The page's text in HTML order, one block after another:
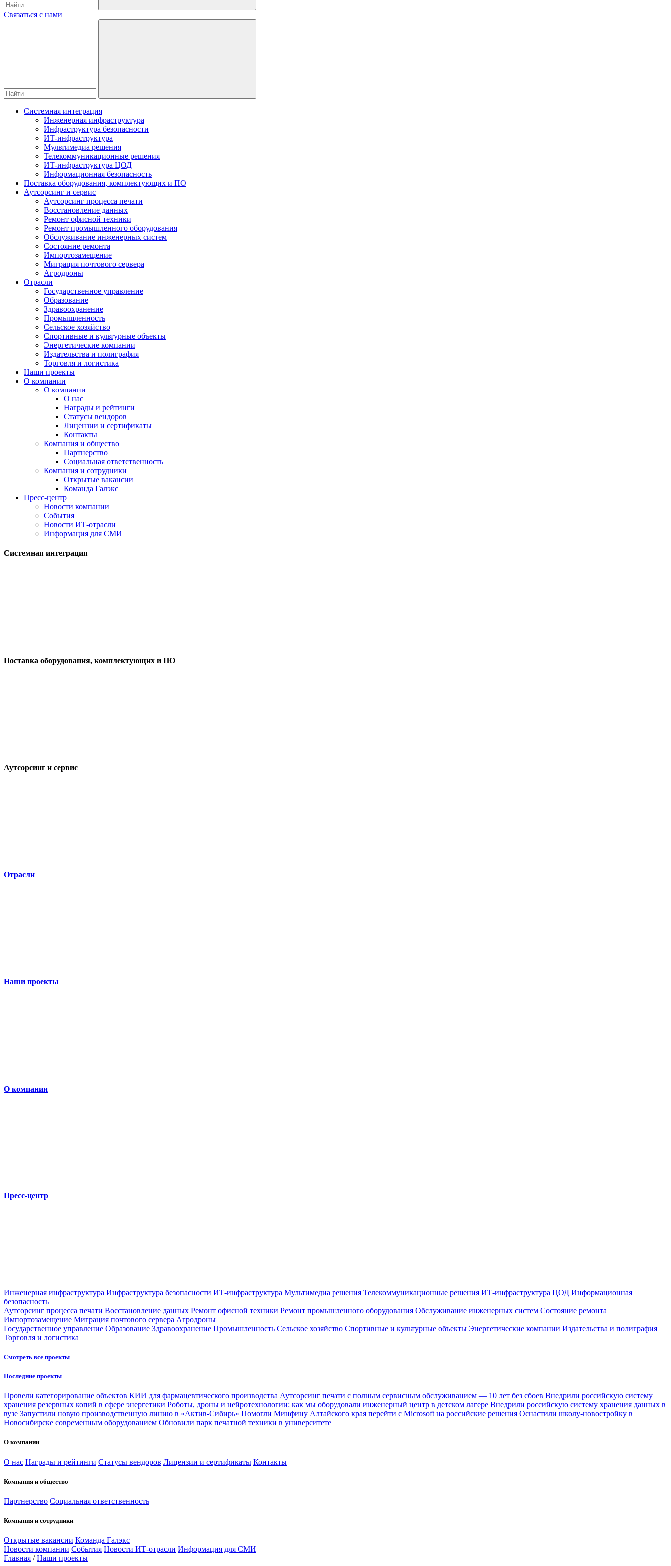
Связаться с нами
Системная интеграция
Инженерная инфраструктура
Инфраструктура безопасности
ИТ-инфраструктура
Мультимедиа решения
Телекоммуникационные решения
ИТ-инфраструктура ЦОД
Информационная безопасность
Поставка оборудования, комплектующих и ПО
Аутсорсинг и сервис
Аутсорсинг процесса печати
Восстановление данных
Ремонт офисной техники
Ремонт промышленного оборудования
Обслуживание инженерных систем
Состояние ремонта
Импортозамещение
Миграция почтового сервера
Агродроны
Отрасли
Государственное управление
Образование
Здравоохранение
Промышленность
Сельское хозяйство
Спортивные и культурные объекты
Энергетические компании
Издательства и полиграфия
Торговля и логистика
Наши проекты
О компании
О компании
О нас
Награды и рейтинги
Статусы вендоров
Лицензии и сертификаты
Контакты
Компания и общество
Партнерство
Социальная ответственность
Компания и сотрудники
Открытые вакансии
Команда Галэкс
Пресс-центр
Новости компании
События
Новости ИТ-отрасли
Информация для СМИ
Системная интеграция
Поставка оборудования, комплектующих и ПО
Аутсорсинг и сервис
Отрасли
Наши проекты
О компании
Пресс-центр
Инженерная инфраструктура Инфраструктура безопасности ИТ-инфраструктура Мультимедиа решения Телекоммуникационные решения ИТ-инфраструктура ЦОД Информационная
безопасность
Аутсорсинг процесса печати Восстановление данных Ремонт офисной техники Ремонт промышленного оборудования Обслуживание инженерных систем Состояние ремонта
Импортозамещение Миграция почтового сервера Агродроны
Государственное управление Образование Здравоохранение Промышленность Сельское хозяйство Спортивные и культурные объекты Энергетические компании Издательства и полиграфия
Торговля и логистика
Смотреть все проекты
Последние проекты
Провели категорирование объектов КИИ для фармацевтического производства Аутсорсинг печати с полным сервисным обслуживанием — 10 лет без сбоев Внедрили российскую систему
хранения резервных копий в сфере энергетики Роботы, дроны и нейротехнологии: как мы оборудовали инженерный центр в детском лагере Внедрили российскую систему хранения данных в
вузе Запустили новую производственную линию в «Актив-Сибирь» Помогли Минфину Алтайского края перейти с Microsoft на российские решения Оснастили школу-новостройку в
Новосибирске современным оборудованием Обновили парк печатной техники в университете
О компании
О нас Награды и рейтинги Статусы вендоров Лицензии и сертификаты Контакты
Компания и общество
Партнерство Социальная ответственность
Компания и сотрудники
Открытые вакансии Команда Галэкс
Новости компании События Новости ИТ-отрасли Информация для СМИ
Главная / Наши проекты